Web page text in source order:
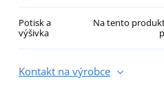
Potisk a
výšivka
Na tento
Kontakt na výrobce